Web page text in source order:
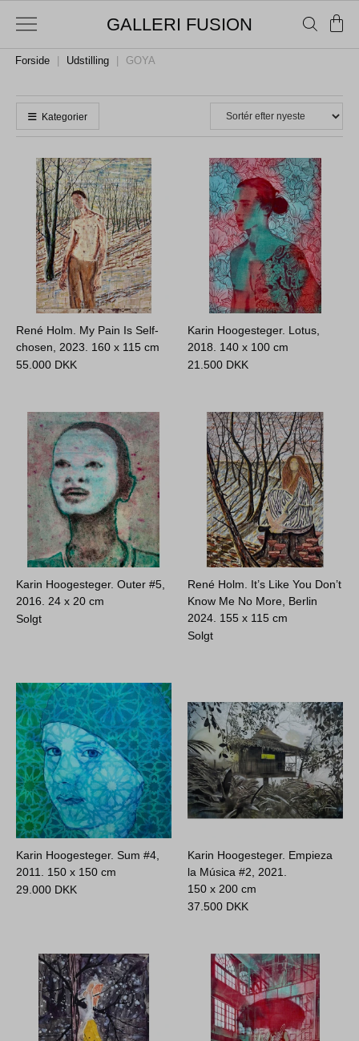
GALLERI FUSION
Forside Udstilling GOYA
Kategorier
René Holm. My Pain Is Self-
chosen, 2023. 160 x 115 cm
55.000 DKK
Karin Hoogesteger. Lotus,
2018. 140 x 100 cm
21.500 DKK
Karin Hoogesteger. Outer #5,
2016. 24 x 20 cm
Solgt
René Holm. It’s Like You Don’t
Know Me No More, Berlin
2024. 155 x 115 cm
Solgt
Karin Hoogesteger. Sum #4,
2011. 150 x 150 cm
29.000 DKK
Karin Hoogesteger. Empieza
la Música #2, 2021.
150 x 200 cm
37.500 DKK